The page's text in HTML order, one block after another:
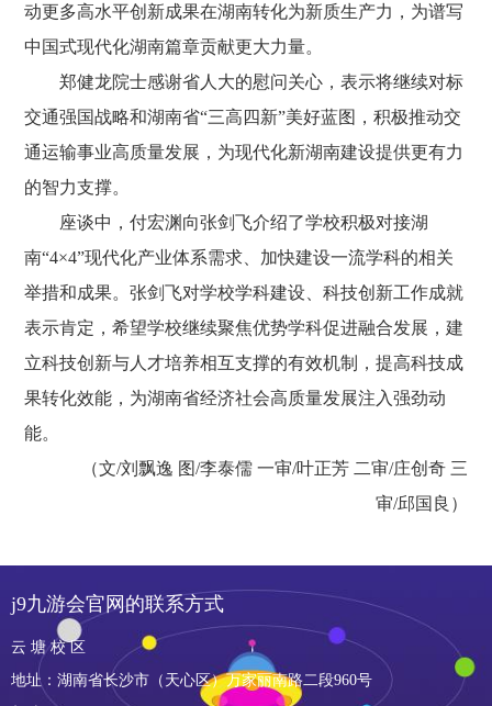
动更多高水平创新成果在湖南转化为新质生产力，为谱写
中国式现代化湖南篇章贡献更大力量。
郑健龙院士感谢省人大的慰问关心，表示将继续对标
交通强国战略和湖南省“三高四新”美好蓝图，积极推动交
通运输事业高质量发展，为现代化新湖南建设提供更有力
的智力支撑。
座谈中，付宏渊向张剑飞介绍了学校积极对接湖
南“4×4”现代化产业体系需求、加快建设一流学科的相关
举措和成果。张剑飞对学校学科建设、科技创新工作成就
表示肯定，希望学校继续聚焦优势学科促进融合发展，建
立科技创新与人才培养相互支撑的有效机制，提高科技成
果转化效能，为湖南省经济社会高质量发展注入强劲动
能。
（文/刘飘逸 图/李泰儒 一审/叶正芳 二审/庄创奇 三
审/邱国良 ）
j9九游会官网的联系方式
云 塘 校 区
地址：湖南省长沙市（天心区）万家丽南路二段960号